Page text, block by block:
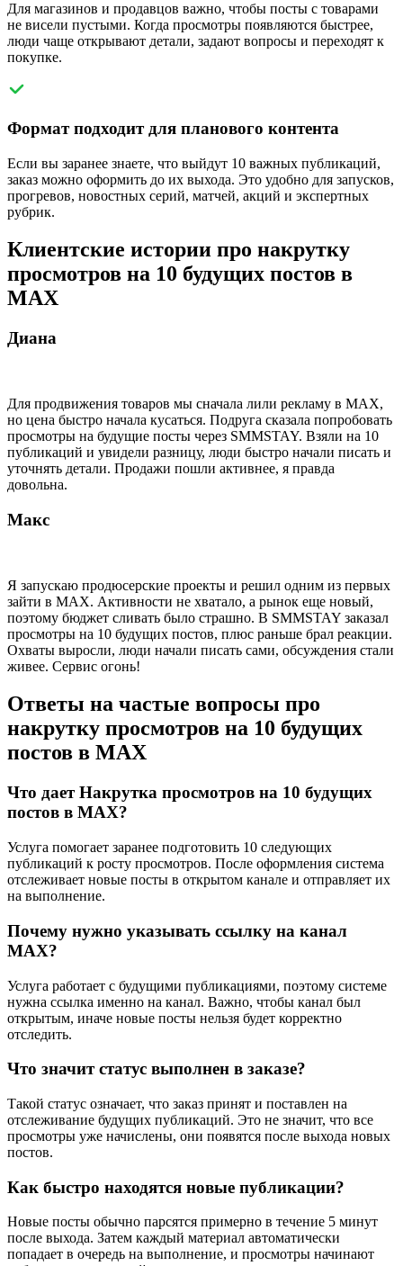
Для магазинов и продавцов важно, чтобы посты с товарами
не висели пустыми. Когда просмотры появляются быстрее,
люди чаще открывают детали, задают вопросы и переходят к
покупке.
Формат подходит для планового контента
Если вы заранее знаете, что выйдут 10 важных публикаций,
заказ можно оформить до их выхода. Это удобно для запусков,
прогревов, новостных серий, матчей, акций и экспертных
рубрик.
Клиентские истории про накрутку
просмотров на 10 будущих постов в
MAX
Диана
Для продвижения товаров мы сначала лили рекламу в MAX,
но цена быстро начала кусаться. Подруга сказала попробовать
просмотры на будущие посты через SMMSTAY. Взяли на 10
публикаций и увидели разницу, люди быстро начали писать и
уточнять детали. Продажи пошли активнее, я правда
довольна.
Макс
Я запускаю продюсерские проекты и решил одним из первых
зайти в MAX. Активности не хватало, а рынок еще новый,
поэтому бюджет сливать было страшно. В SMMSTAY заказал
просмотры на 10 будущих постов, плюс раньше брал реакции.
Охваты выросли, люди начали писать сами, обсуждения стали
живее. Сервис огонь!
Ответы на частые вопросы про
накрутку просмотров на 10 будущих
постов в MAX
Что дает Накрутка просмотров на 10 будущих
постов в MAX?
Услуга помогает заранее подготовить 10 следующих
публикаций к росту просмотров. После оформления система
отслеживает новые посты в открытом канале и отправляет их
на выполнение.
Почему нужно указывать ссылку на канал
MAX?
Услуга работает с будущими публикациями, поэтому системе
нужна ссылка именно на канал. Важно, чтобы канал был
открытым, иначе новые посты нельзя будет корректно
отследить.
Что значит статус выполнен в заказе?
Такой статус означает, что заказ принят и поставлен на
отслеживание будущих публикаций. Это не значит, что все
просмотры уже начислены, они появятся после выхода новых
постов.
Как быстро находятся новые публикации?
Новые посты обычно парсятся примерно в течение 5 минут
после выхода. Затем каждый материал автоматически
попадает в очередь на выполнение, и просмотры начинают